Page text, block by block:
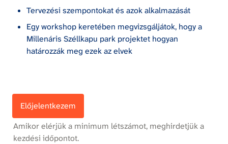
Tervezési szempontokat és azok alkalmazását
Egy workshop keretében megvizsgáljátok, hogy a
Millenáris Széllkapu park projektet hogyan
határozzák meg ezek az elvek
Előjelentkezem
Amikor elérjük a minimum létszámot, meghirdetjük a
kezdési időpontot.